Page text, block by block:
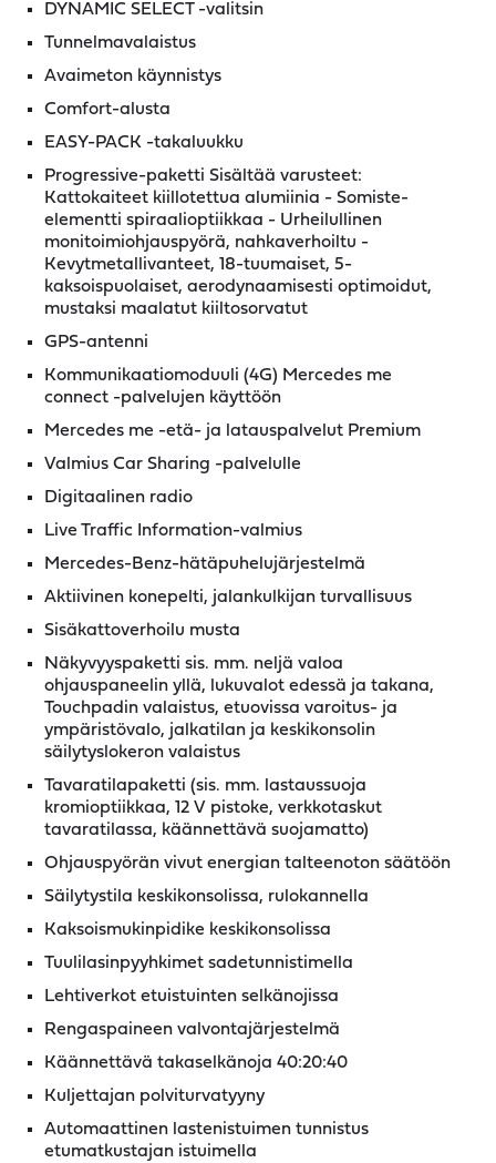
DYNAMIC SELECT -valitsin
Tunnelmavalaistus
Avaimeton käynnistys
Comfort-alusta
EASY-PACK -takaluukku
Progressive-paketti Sisältää varusteet:
Kattokaiteet kiillotettua alumiinia - Somiste-
elementti spiraalioptiikkaa - Urheilullinen
monitoimiohjauspyörä, nahkaverhoiltu -
Kevytmetallivanteet, 18-tuumaiset, 5-
kaksoispuolaiset, aerodynaamisesti optimoidut,
mustaksi maalatut kiiltosorvatut
GPS-antenni
Kommunikaatiomoduuli (4G) Mercedes me
connect -palvelujen käyttöön
Mercedes me -etä- ja latauspalvelut Premium
Valmius Car Sharing -palvelulle
Digitaalinen radio
Live Traffic Information-valmius
Mercedes-Benz-hätäpuhelujärjestelmä
Aktiivinen konepelti, jalankulkijan turvallisuus
Sisäkattoverhoilu musta
Näkyvyyspaketti sis. mm. neljä valoa
ohjauspaneelin yllä, lukuvalot edessä ja takana,
Touchpadin valaistus, etuovissa varoitus- ja
ympäristövalo, jalkatilan ja keskikonsolin
säilytyslokeron valaistus
Tavaratilapaketti (sis. mm. lastaussuoja
kromioptiikkaa, 12 V pistoke, verkkotaskut
tavaratilassa, käännettävä suojamatto)
Ohjauspyörän vivut energian talteenoton säätöön
Säilytystila keskikonsolissa, rulokannella
Kaksoismukinpidike keskikonsolissa
Tuulilasinpyyhkimet sadetunnistimella
Lehtiverkot etuistuinten selkänojissa
Rengaspaineen valvontajärjestelmä
Käännettävä takaselkänoja 40:20:40
Kuljettajan polviturvatyyny
Automaattinen lastenistuimen tunnistus
etumatkustajan istuimella